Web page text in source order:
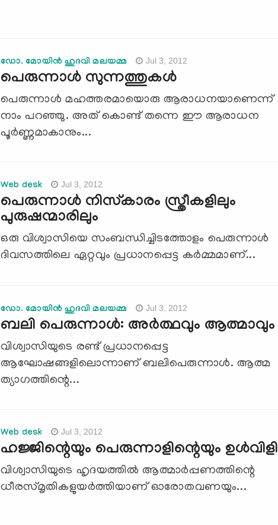
ഡോ. മോയിന്‍ ഹുദവി മലയമ്മ Jul 3, 2012
പെരുന്നാള്‍ സുന്നത്തുകള്‍
പെരുന്നാള്‍ മഹത്തരമായൊരു ആരാധനയാണെന്ന്
നാം പറഞ്ഞു. അത് കൊണ്ട് തന്നെ ഈ ആരാധന
പൂര്‍ണ്ണമാകാനും...
Web desk Jul 3, 2012
പെരുന്നാള്‍ നിസ്‌കാരം സ്ത്രീകളിലും
പുരുഷന്മാരിലും
ഒരു വിശ്വാസിയെ സംബന്ധിച്ചിടത്തോളം പെരുന്നാള്‍
ദിവസത്തിലെ ഏറ്റവും പ്രധാനപ്പെട്ട കര്‍മ്മമാണ്...
ഡോ. മോയിന്‍ ഹുദവി മലയമ്മ Jul 3, 2012
ബലി പെരുന്നാള്‍: അര്‍ത്ഥവും ആത്മാവും
വിശ്വാസിയുടെ രണ്ട് പ്രധാനപ്പെട്ട
ആഘോഷങ്ങളിലൊന്നാണ് ബലിപെരുന്നാള്‍. ആത്മ
ത്യാഗത്തിന്റെ...
Web desk Jul 3, 2012
ഹജ്ജിന്റെയും പെരുന്നാളിന്റെയും ഉള്‍വിളി
വിശ്വാസിയുടെ ഹൃദയത്തില്‍ ആത്മാര്‍പ്പണത്തിന്റെ
ധീരസ്മൃതികളുയര്‍ത്തിയാണ് ഓരോതവണയും...